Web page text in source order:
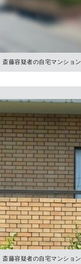
斎藤容疑者の自宅マンション
斎藤容疑者の自宅マンション